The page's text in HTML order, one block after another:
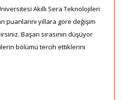
Akıllı Sera Teknolojileri
puanlarını yıllara göre değişim
Başarı sırasının düşüyor
bölümü tercih ettiklerini